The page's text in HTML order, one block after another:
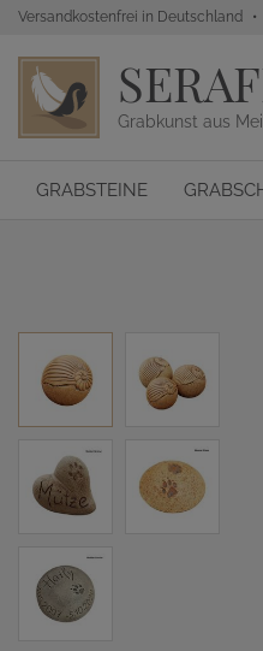
Versandkostenfrei in Deutschland
Grabkunst aus
GRABSTEINE